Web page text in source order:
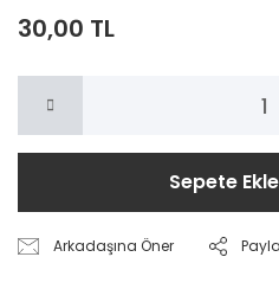
30,00 TL
Sepete Ekle
Arkadaşına Öner